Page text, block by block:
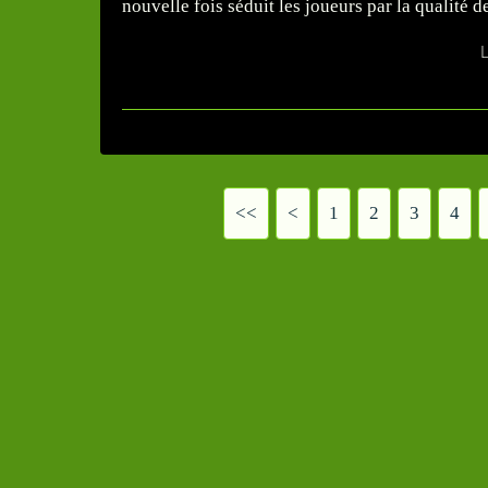
nouvelle fois séduit les joueurs par la qualité
<< < 1 2 3 4